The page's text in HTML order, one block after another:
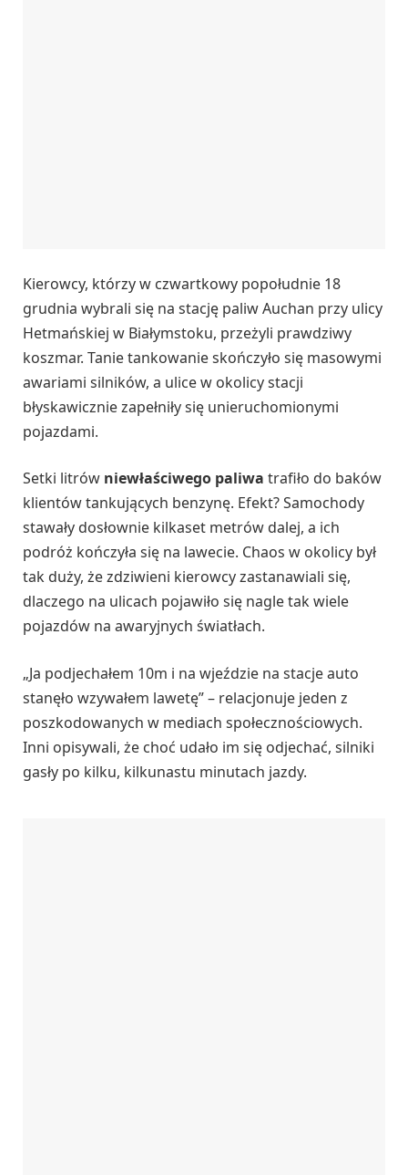
Kierowcy, którzy w czwartkowy popołudnie 18
grudnia wybrali się na stację paliw Auchan przy ulicy
Hetmańskiej w Białymstoku, przeżyli prawdziwy
koszmar. Tanie tankowanie skończyło się masowymi
awariami silników, a ulice w okolicy stacji
błyskawicznie zapełniły się unieruchomionymi
pojazdami.
Setki litrów niewłaściwego paliwa trafiło do baków
klientów tankujących benzynę. Efekt? Samochody
stawały dosłownie kilkaset metrów dalej, a ich
podróż kończyła się na lawecie. Chaos w okolicy był
tak duży, że zdziwieni kierowcy zastanawiali się,
dlaczego na ulicach pojawiło się nagle tak wiele
pojazdów na awaryjnych światłach.
„Ja podjechałem 10m i na wjeździe na stacje auto
stanęło wzywałem lawetę” – relacjonuje jeden z
poszkodowanych w mediach społecznościowych.
Inni opisywali, że choć udało im się odjechać, silniki
gasły po kilku, kilkunastu minutach jazdy.